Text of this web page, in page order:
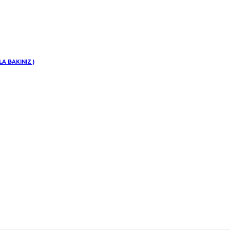
BAKINIZ )
yüklenmiştir. Normal